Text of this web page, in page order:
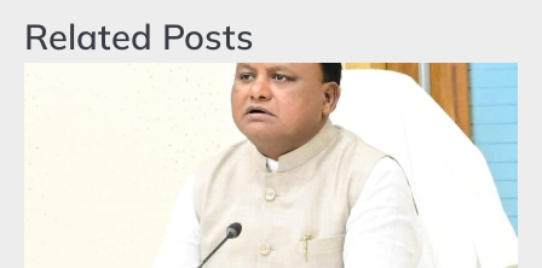
Related Posts